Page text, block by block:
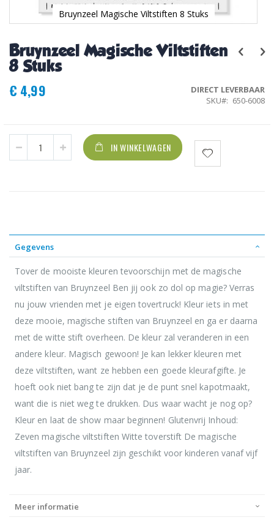
Bruynzeel Magische Viltstiften
8 Stuks
€ 4,99
DIRECT LEVERBAAR
SKU
650-6008
IN WINKELWAGEN
Bruynzeel Magische Viltstiften 8 Stuks
het
begin
van
de
afbeeldingen-
Gegevens
Tover de mooiste kleuren tevoorschijn met de magische
viltstiften van Bruynzeel Ben jij ook zo dol op magie? Verras
nu jouw vrienden met je eigen tovertruck! Kleur iets in met
deze mooie, magische stiften van Bruynzeel en ga er daarna
met de witte stift overheen. De kleur zal veranderen in een
andere kleur. Magisch gewoon! Je kan lekker kleuren met
deze viltstiften, want ze hebben een goede kleurafgifte. Je
hoeft ook niet bang te zijn dat je de punt snel kapotmaakt,
want die is niet weg te drukken. Dus waar wacht je nog op?
Kleur en laat de show maar beginnen! Glutenvrij Inhoud:
Zeven magische viltstiften Witte toverstift De magische
viltstiften van Bruynzeel zijn geschikt voor kinderen vanaf vijf
jaar.
Meer informatie